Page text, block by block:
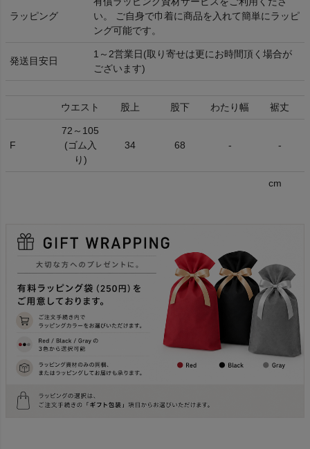
ラッピング
い。 ご自身で巾着に商品を入れて簡単にラッピ
ング可能です。
発送目安日
1～2営業日(取り寄せは更にお時間頂く場合が
ございます)
ウエスト 股上 股下 わたり幅 裾丈
F
72～105
(ゴム入
り)
34 68 - -
cm